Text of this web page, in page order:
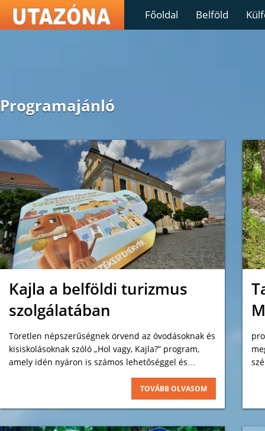
Főoldal Belföld
Programajánló
Kajla a belföldi turizmus
szolgálatában
Töretlen népszerűségnek örvend az óvodásoknak és
kisiskolásoknak szóló „Hol vagy, Kajla?” program,
amely idén nyáron is számos lehetőséggel és
kedvezménnyel várja a gyerekeket és családjaikat.
TOVÁBB OLVASOM